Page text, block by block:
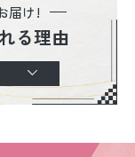
届け!
る理由